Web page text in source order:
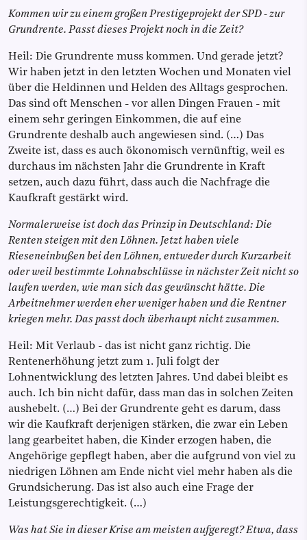
Kommen wir zu einem großen Prestigeprojekt der SPD - zur
Grundrente. Passt dieses Projekt noch in die Zeit?
Heil: Die Grundrente muss kommen. Und gerade jetzt?
Wir haben jetzt in den letzten Wochen und Monaten viel
über die Heldinnen und Helden des Alltags gesprochen.
Das sind oft Menschen - vor allen Dingen Frauen - mit
einem sehr geringen Einkommen, die auf eine
Grundrente deshalb auch angewiesen sind. (…) Das
Zweite ist, dass es auch ökonomisch vernünftig, weil es
durchaus im nächsten Jahr die Grundrente in Kraft
setzen, auch dazu führt, dass auch die Nachfrage die
Kaufkraft gestärkt wird.
Normalerweise ist doch das Prinzip in Deutschland: Die
Renten steigen mit den Löhnen. Jetzt haben viele
Rieseneinbußen bei den Löhnen, entweder durch Kurzarbeit
oder weil bestimmte Lohnabschlüsse in nächster Zeit nicht so
laufen werden, wie man sich das gewünscht hätte. Die
Arbeitnehmer werden eher weniger haben und die Rentner
kriegen mehr. Das passt doch überhaupt nicht zusammen.
Heil: Mit Verlaub - das ist nicht ganz richtig. Die
Rentenerhöhung jetzt zum 1. Juli folgt der
Lohnentwicklung des letzten Jahres. Und dabei bleibt es
auch. Ich bin nicht dafür, dass man das in solchen Zeiten
aushebelt. (…) Bei der Grundrente geht es darum, dass
wir die Kaufkraft derjenigen stärken, die zwar ein Leben
lang gearbeitet haben, die Kinder erzogen haben, die
Angehörige gepflegt haben, aber die aufgrund von viel zu
niedrigen Löhnen am Ende nicht viel mehr haben als die
Grundsicherung. Das ist also auch eine Frage der
Leistungsgerechtigkeit. (…)
Was hat Sie in dieser Krise am meisten aufgeregt? Etwa, dass